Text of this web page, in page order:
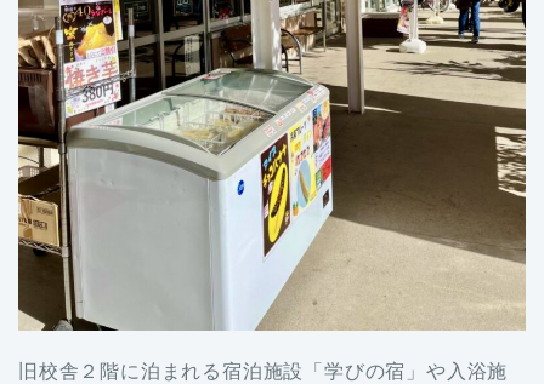
旧校舎２階に泊まれる宿泊施設「学びの宿」や入浴施